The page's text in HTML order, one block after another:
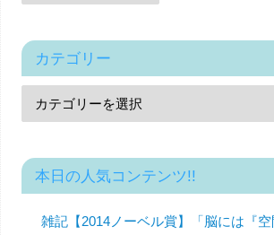
カテゴリー
本日の人気コンテンツ!!
雑記【2014ノーベル賞】「脳には『